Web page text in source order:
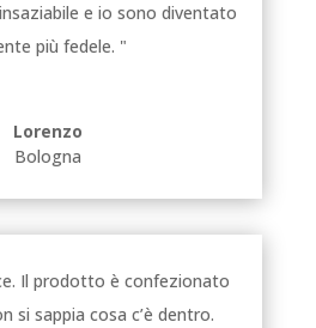
e io sono diventato
più fedele. "
Lorenzo
Bologna
Il prodotto è confezionato
si sappia cosa c’è dentro.